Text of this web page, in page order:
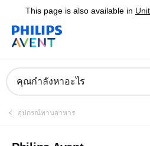
This page is also available in
คุณกำลังหาอะไร
อุปกรณ์ทานอาหาร